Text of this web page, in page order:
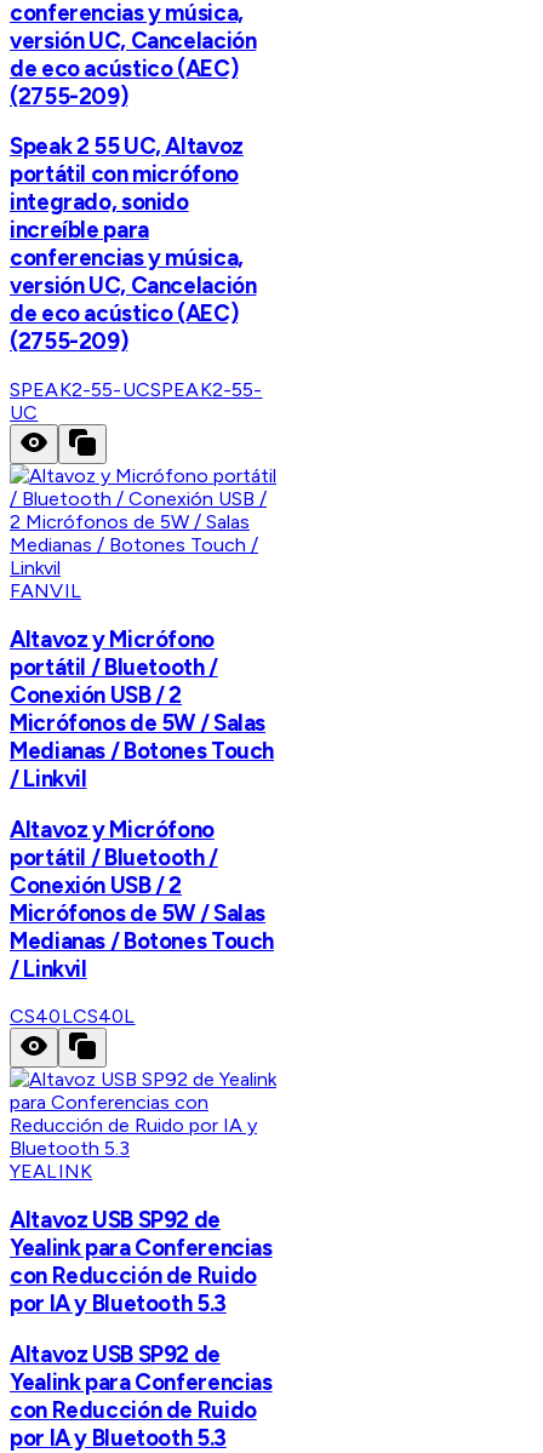
conferencias y música,
versión UC, Cancelación
de eco acústico (AEC)
(2755-209)
Speak 2 55 UC, Altavoz
portátil con micrófono
integrado, sonido
increíble para
conferencias y música,
versión UC, Cancelación
de eco acústico (AEC)
(2755-209)
SPEAK2-55-UCSPEAK2-55-
UC
FANVIL
Altavoz y Micrófono
portátil / Bluetooth /
Conexión USB / 2
Micrófonos de 5W / Salas
Medianas / Botones Touch
/ Linkvil
Altavoz y Micrófono
portátil / Bluetooth /
Conexión USB / 2
Micrófonos de 5W / Salas
Medianas / Botones Touch
/ Linkvil
CS40LCS40L
YEALINK
Altavoz USB SP92 de
Yealink para Conferencias
con Reducción de Ruido
por IA y Bluetooth 5.3
Altavoz USB SP92 de
Yealink para Conferencias
con Reducción de Ruido
por IA y Bluetooth 5.3